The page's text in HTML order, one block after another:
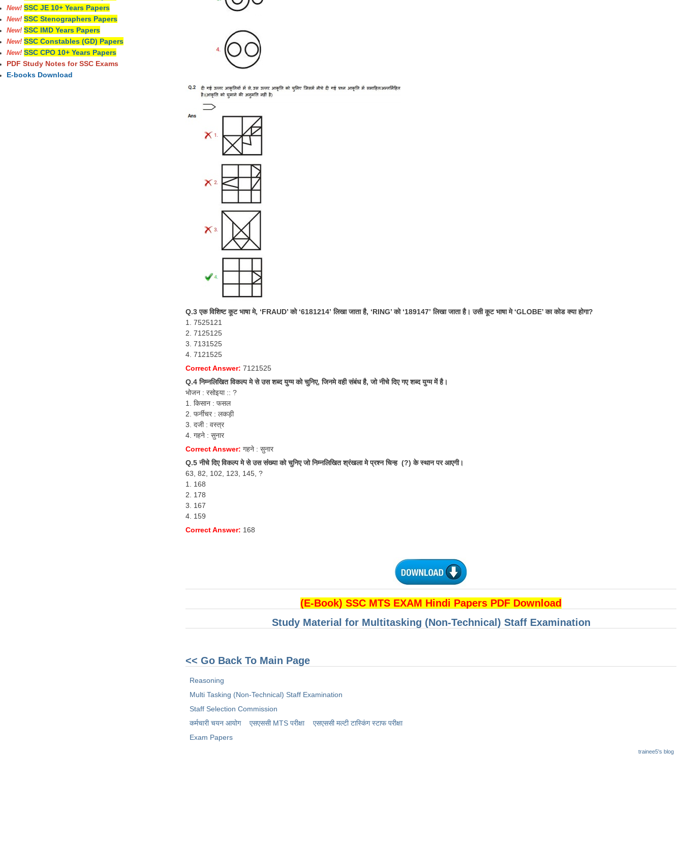
Q.3 एक विशिष्ट कूट भाषा मे, ‘FRAUD’ को ‘6181214’ लिखा जाता है, ‘RING’ को ‘189147’ लिखा जाता है। उसी कूट भाषा मे ‘GLOBE’ का कोड क्या होगा?
1. 7525121
2. 7125125
3. 7131525
4. 7121525
Correct Answer: 7121525
Q.4 निम्नलिखित विकल्प मे से उस शब्द युग्म को चुनिए, जिनमे वही संबंध है, जो नीचे दिए गए शब्द युग्म में है।
भोजन : रसोइया :: ?
1. किसान : फसल
2. फर्नीचर : लकड़ी
3. दजी : वस्त्र
4. गहने : सुनार
Correct Answer: गहने : सुनार
Q.5 नीचे दिए विकल्प मे से उस संंख्या को चुनिए जो निम्नलिखित श्रंखला मे प्रश्न चिन्ह (?) के स्थान पर आएगी।
63, 82, 102, 123, 145, ?
1. 168
2. 178
3. 167
4. 159
Correct Answer: 168
(E-Book) SSC MTS EXAM Hindi Papers PDF Download
Study Material for Multitasking (Non-Technical) Staff Examination
<< Go Back To Main Page
Reasoning
Multi Tasking (Non-Technical) Staff Examination
Staff Selection Commission
कर्मचारी चयन आयोग
एसएससी MTS परीक्षा
एसएससी ​मल्टी टास्किंग स्टाफ परीक्षा
Exam Papers
trainee5's blog
New! SSC JE 10+ Years Papers
New! SSC Stenographers Papers
New! SSC IMD Years Papers
New! SSC Constables (GD) Papers
New! SSC CPO 10+ Years Papers
PDF Study Notes for SSC Exams
E-books Download